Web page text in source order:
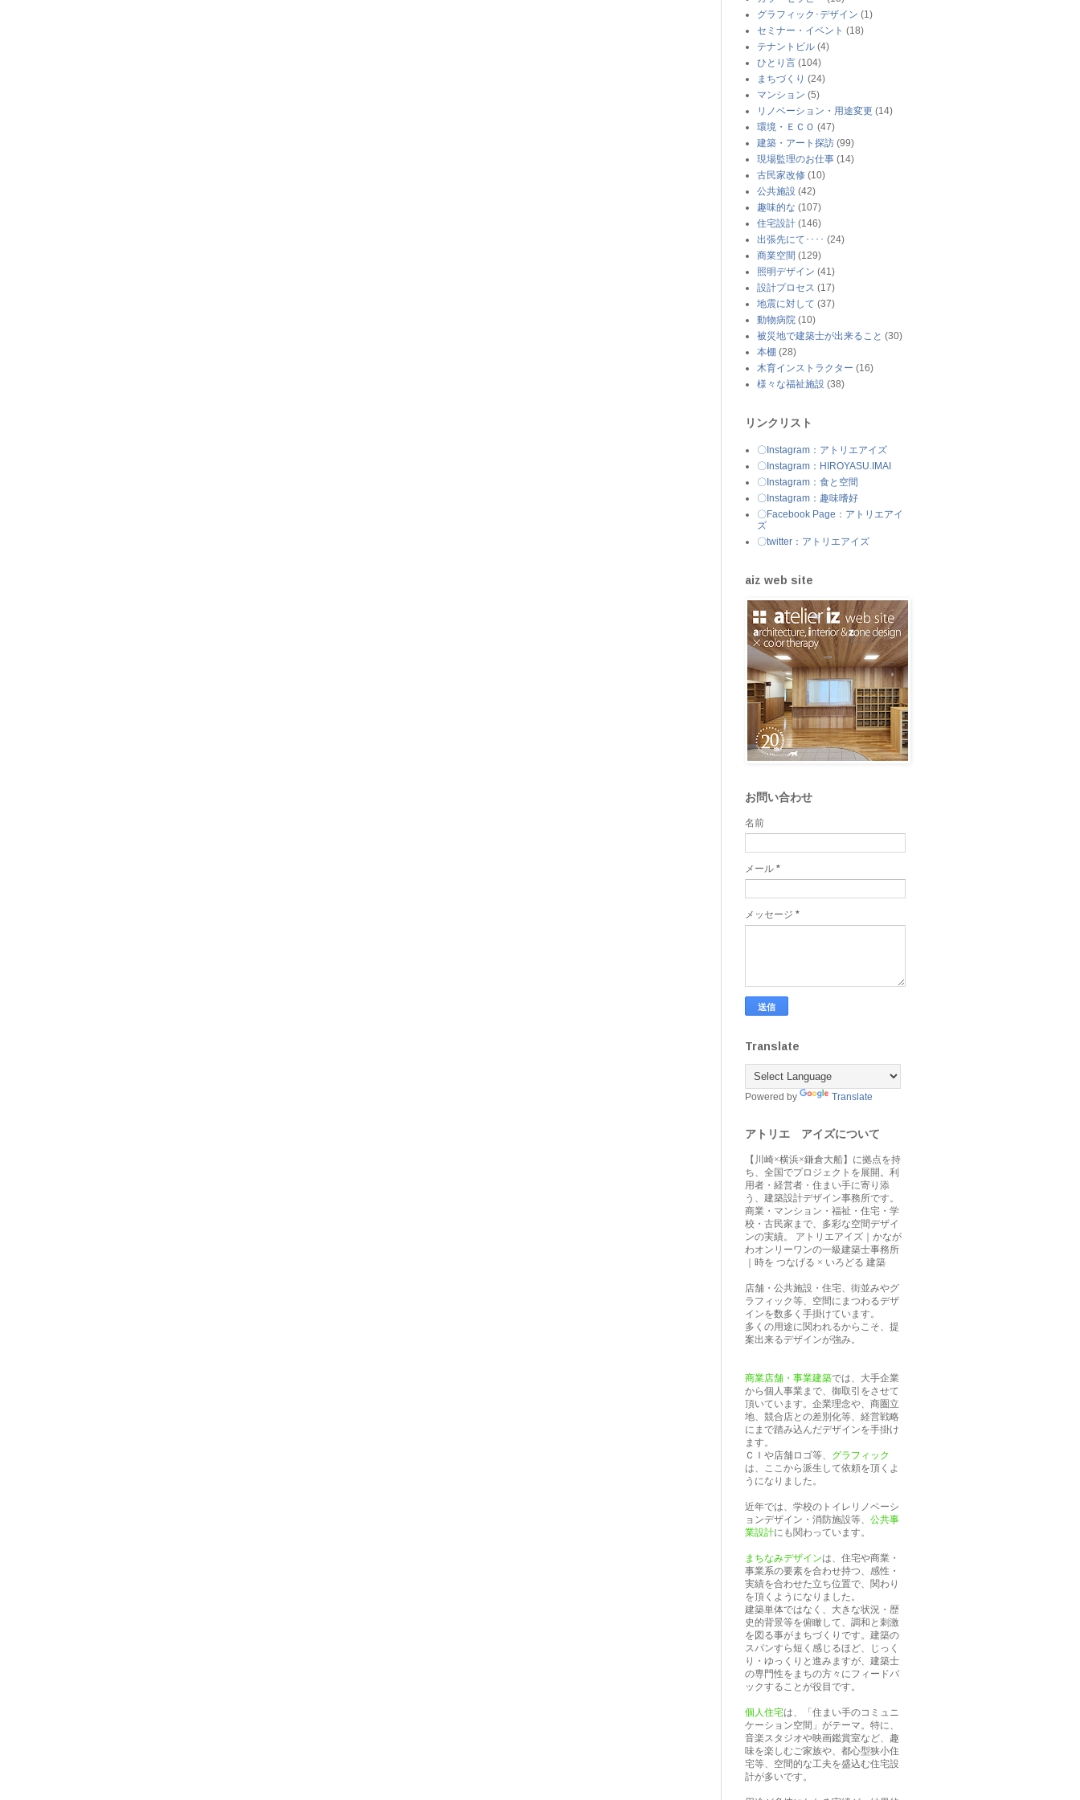
グラフィック･デザイン (1)
セミナー・イベント (18)
テナントビル (4)
ひとり言 (104)
まちづくり (24)
マンション (5)
リノベーション・用途変更 (14)
環境・ＥＣＯ (47)
建築・アート探訪 (99)
現場監理のお仕事 (14)
古民家改修 (10)
公共施設 (42)
趣味的な (107)
住宅設計 (146)
出張先にて････ (24)
商業空間 (129)
照明デザイン (41)
設計プロセス (17)
地震に対して (37)
動物病院 (10)
被災地で建築士が出来ること (30)
本棚 (28)
木育インストラクター (16)
様々な福祉施設 (38)
リンクリスト
〇Instagram：アトリエアイズ
〇Instagram：HIROYASU.IMAI
〇Instagram：食と空間
〇Instagram：趣味嗜好
〇Facebook Page：アトリエアイ
ズ
〇twitter：アトリエアイズ
aiz web site
お問い合わせ
名前
メール *
メッセージ *
Translate
Powered by Translate
アトリエ アイズについて
【川崎×横浜×鎌倉大船】に拠点を持
ち、全国でプロジェクトを展開。利
用者・経営者・住まい手に寄り添
う、建築設計デザイン事務所です。
商業・マンション・福祉・住宅・学
校・古民家まで、多彩な空間デザイ
ンの実績。 アトリエアイズ｜かなが
わオンリーワンの一級建築士事務所
｜時を つなげる × いろどる 建築
店舗・公共施設・住宅、街並みやグ
ラフィック等、空間にまつわるデザ
インを数多く手掛けています。
多くの用途に関われるからこそ、提
案出来るデザインが強み。
商業店舗・事業建築では、大手企業
から個人事業まで、御取引をさせて
頂いています。企業理念や、商圏立
地、競合店との差別化等、経営戦略
にまで踏み込んだデザインを手掛け
ます。
ＣＩや店舗ロゴ等、 グラフィック
は、ここから派生して依頼を頂くよ
うになりました。
近年では、学校のトイレリノベーシ
ョンデザイン・消防施設等、 公共事
業設計にも関わっています。
まちなみデザインは、住宅や商業・
事業系の要素を合わせ持つ、感性・
実績を合わせた立ち位置で、関わり
を頂くようになりました。
建築単体ではなく、大きな状況・歴
史的背景等を俯瞰して、調和と刺激
を図る事がまちづくりです。建築の
スパンすら短く感じるほど、じっく
り・ゆっくりと進みますが、建築士
の専門性をまちの方々にフィードバ
ックすることが役目です。
個人住宅は、「住まい手のコミュニ
ケーション空間」がテーマ。特に、
音楽スタジオや映画鑑賞室など、趣
味を楽しむご家族や、都心型狭小住
宅等、空間的な工夫を盛込む住宅設
計が多いです。